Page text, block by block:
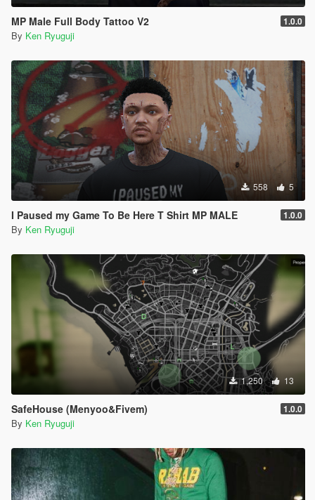
MP Male Full Body Tattoo V2 1.0.0
By Ken Ryuguji
558 5
I Paused my Game To Be Here T Shirt MP MALE 1.0.0
By Ken Ryuguji
1,250 13
SafeHouse (Menyoo&Fivem) 1.0.0
By Ken Ryuguji